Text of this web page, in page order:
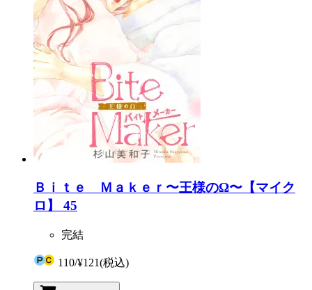
Ｂｉｔｅ Ｍａｋｅｒ〜王様のΩ〜【マイク
ロ】 45
完結
110/¥121(税込)